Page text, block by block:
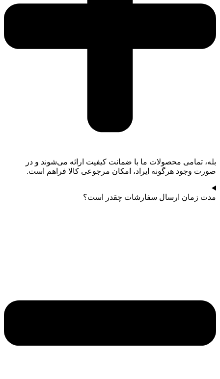
بله، تمامی محصولات ما با ضمانت کیفیت ارائه می‌شوند و در
صورت وجود هرگونه ایراد، امکان مرجوعی کالا فراهم است.
مدت زمان ارسال سفارشات چقدر است؟